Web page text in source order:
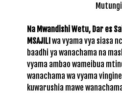
Na Mwandishi Wetu, Dar es
MSAJILIwa vyama vya siasa
baadhi ya wanachama na
vyama ambao wameibua
wanachama wa vyama
kuwarushia mawe